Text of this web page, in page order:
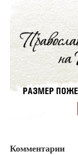
Комментарии